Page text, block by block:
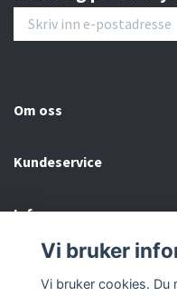
Om oss
Kundeservice
Info
Vi bruker
Vi bruker cookies. Du